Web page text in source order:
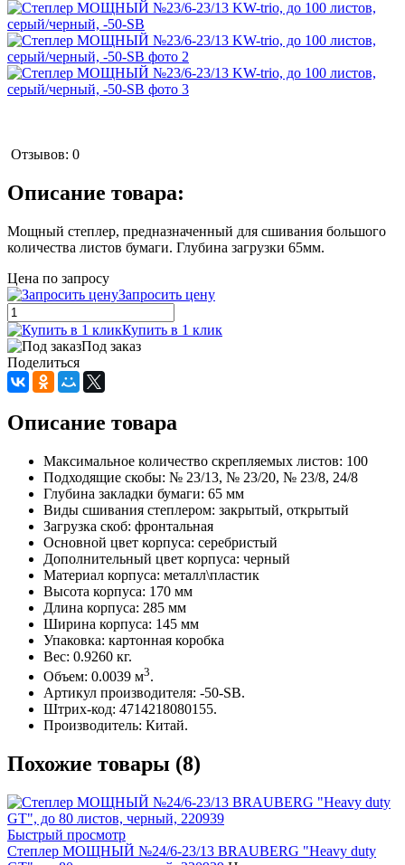
Отзывов: 0
Описание товара:
Мощный степлер, предназначенный для сшивания большого
количества листов бумаги. Глубина загрузки 65мм.
Цена по запросу
Запросить цену
Купить в 1 клик
Под заказ
Поделиться
Описание товара
Максимальное количество скрепляемых листов: 100
Подходящие скобы: № 23/13, № 23/20, № 23/8, 24/8
Глубина закладки бумаги: 65 мм
Виды сшивания степлером: закрытый, открытый
Загрузка скоб: фронтальная
Основной цвет корпуса: серебристый
Дополнительный цвет корпуса: черный
Материал корпуса: металл\пластик
Высота корпуса: 170 мм
Длина корпуса: 285 мм
Ширина корпуса: 145 мм
Упаковка: картонная коробка
Вес: 0.9260 кг.
Объем: 0.0039 м3.
Артикул производителя: -50-SB.
Штрих-код: 4714218080155.
Производитель: Китай.
Похожие товары (8)
Быстрый просмотр
Степлер МОЩНЫЙ №24/6-23/13 BRAUBERG "Heavy duty